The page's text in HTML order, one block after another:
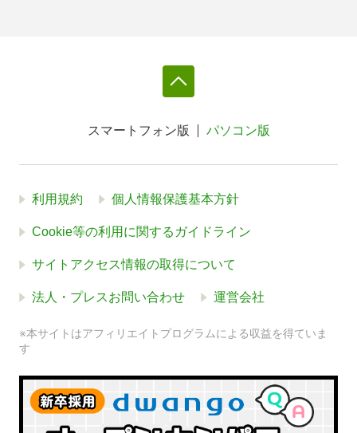
スマートフォン版 パソコン版
利用規約 個人情報保護基本方針
Cookie等の利用に関するガイドライン
サイトアクセス情報の取得について
法人・プレスお問い合わせ 運営会社
※本サイトはアフィリエイトプログラムによる収益を得ていま
す